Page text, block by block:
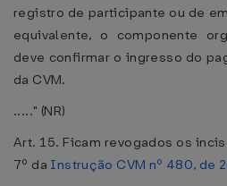
registro de participante ou de
equivalente, o componente
deve confirmar o ingresso do
da CVM.
....." (NR)
Art. 15. Ficam revogados os
7º da Instrução CVM nº 480, de